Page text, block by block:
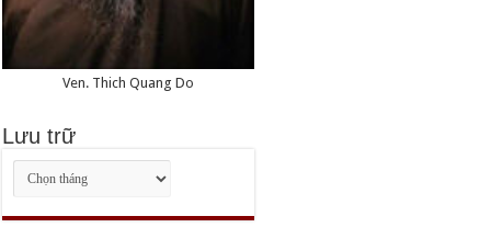
Ven. Thich Quang Do
Lưu trữ
Lưu
trữ